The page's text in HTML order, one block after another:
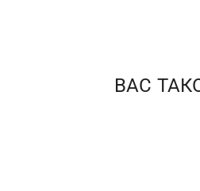
ВАС